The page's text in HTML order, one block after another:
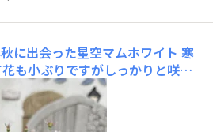
に出会った星空マムホワイト 寒
も小ぶりですがしっかりと咲い
ぱは寒さで傷んでいますが下か
きました。 こちらは明日までマ
氷点下の予報が消えました😊 暖